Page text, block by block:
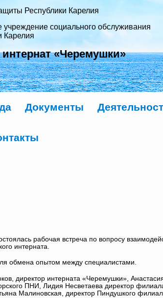
Республики Карелия
социального обслуживания
Карелия
«Черемушки»
Документы
рабочая встреча по вопросу
интерната.
обмена опытом между специалистами.
директор интерната «Черемушки»,
ПНИ, Лидия Несветаева директор
Малиновская, директор Пиндушкого